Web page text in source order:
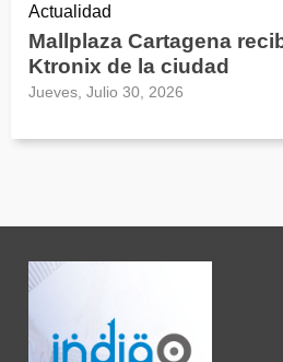
Actualidad
Mallplaza Cartagena
Ktronix de la ciudad
Jueves, Julio 30, 2026